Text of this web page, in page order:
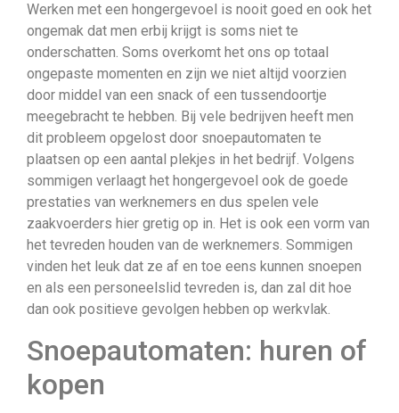
Werken met een hongergevoel is nooit goed en ook het
ongemak dat men erbij krijgt is soms niet te
onderschatten. Soms overkomt het ons op totaal
ongepaste momenten en zijn we niet altijd voorzien
door middel van een snack of een tussendoortje
meegebracht te hebben. Bij vele bedrijven heeft men
dit probleem opgelost door snoepautomaten te
plaatsen op een aantal plekjes in het bedrijf. Volgens
sommigen verlaagt het hongergevoel ook de goede
prestaties van werknemers en dus spelen vele
zaakvoerders hier gretig op in. Het is ook een vorm van
het tevreden houden van de werknemers. Sommigen
vinden het leuk dat ze af en toe eens kunnen snoepen
en als een personeelslid tevreden is, dan zal dit hoe
dan ook positieve gevolgen hebben op werkvlak.
Snoepautomaten: huren of
kopen